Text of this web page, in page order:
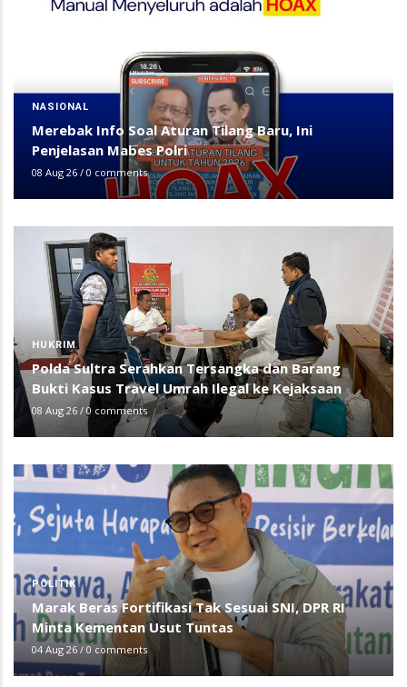
NASIONAL
Merebak Info Soal Aturan Tilang Baru, Ini
Penjelasan Mabes Polri
08 Aug 26 / 0 comments
HUKRIM
Polda Sultra Serahkan Tersangka dan Barang
Bukti Kasus Travel Umrah Ilegal ke Kejaksaan
08 Aug 26 / 0 comments
POLITIK
Marak Beras Fortifikasi Tak Sesuai SNI, DPR RI
Minta Kementan Usut Tuntas
04 Aug 26 / 0 comments